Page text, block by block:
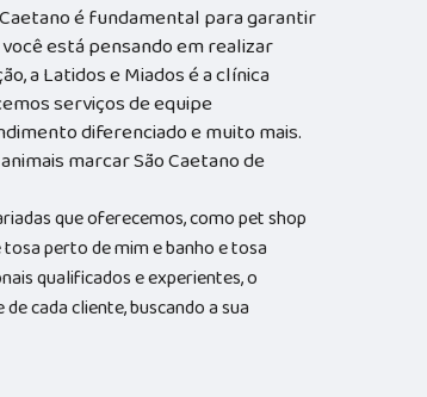
é fundamental para garantir
está pensando em realizar
a Latidos e Miados é a clínica
serviços de equipe
diferenciado e muito mais.
marcar São Caetano de
que oferecemos, como pet shop
perto de mim e banho e tosa
qualificados e experientes, o
cada cliente, buscando a sua